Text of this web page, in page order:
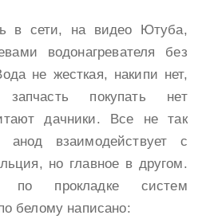
в сети, на видео Ютуба,
водонагревателя без
не жесткая, накипи нет,
покупать нет
дачники. Все не так
анод взаимодействует с
но главное в другом.
по прокладке систем
белому написано: